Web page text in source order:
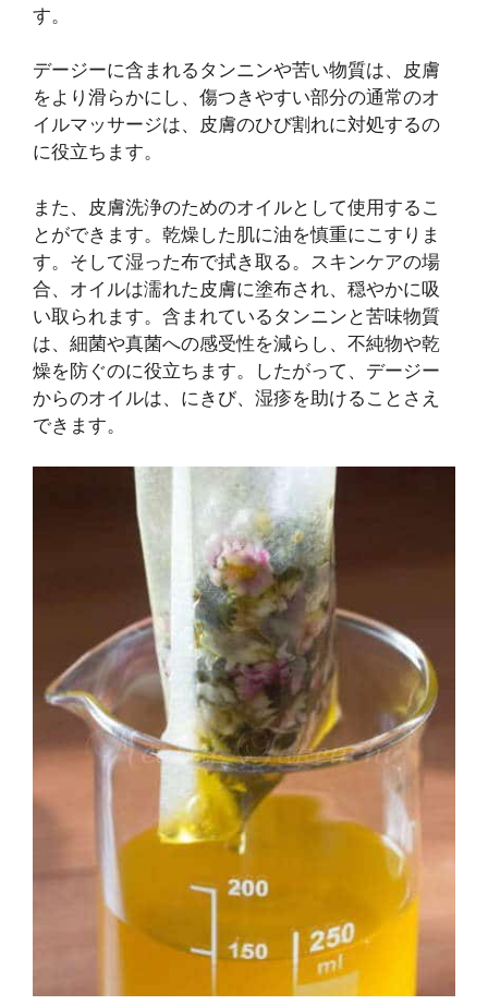
す。
デージーに含まれるタンニンや苦い物質は、皮膚
をより滑らかにし、傷つきやすい部分の通常のオ
イルマッサージは、皮膚のひび割れに対処するの
に役立ちます。
また、皮膚洗浄のためのオイルとして使用するこ
とができます。乾燥した肌に油を慎重にこすりま
す。そして湿った布で拭き取る。スキンケアの場
合、オイルは濡れた皮膚に塗布され、穏やかに吸
い取られます。含まれているタンニンと苦味物質
は、細菌や真菌への感受性を減らし、不純物や乾
燥を防ぐのに役立ちます。したがって、デージー
からのオイルは、にきび、湿疹を助けることさえ
できます。